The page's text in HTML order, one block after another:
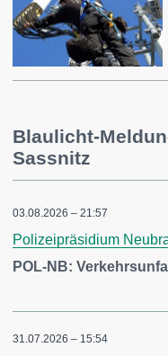
Blaulicht-
Sassnitz
03.08.2026 – 21:57
Polizeipräsidium
POL-NB:
31.07.2026 – 15:54